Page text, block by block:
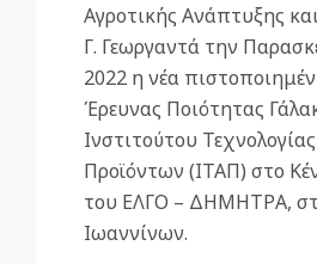
Αγροτικής Ανάπτυξης
Γ. Γεωργαντά την
2022 η νέα
Έρευνας Ποιότητας
Ινστιτούτου
Προϊόντων (ΙΤΑΠ) στο
του ΕΛΓΟ – ΔΗΜΗΤΡΑ,
Ιωαννίνων.